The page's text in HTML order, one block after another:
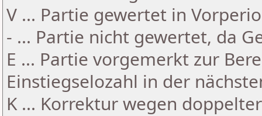
V ... Partie gewertet in
- ... Partie nicht gewertet, da
E ... Partie vorgemerkt zur
Einstiegselozahl in der
K ... Korrektur wegen